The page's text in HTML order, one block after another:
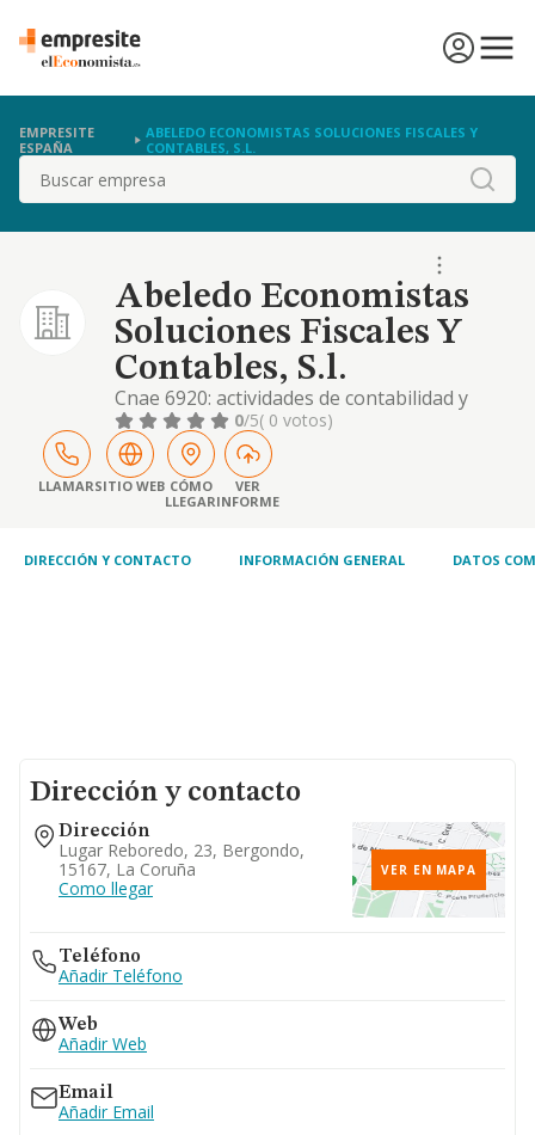
EMPRESITE
ESPAÑA
ABELEDO ECONOMISTAS SOLUCIONES FISCALES Y
CONTABLES, S.L.
Buscar
Abeledo Economistas
Soluciones Fiscales Y
Contables, S.l.
Cnae 6920: actividades de contabilidad y
teneduría de libros (principal) - cnae 7022:
otros servicios de consultoría de gestión
empresarial - cnae 8559: otros servicios de
educación/formación n.c.o.p - cnae 4613 :
intermediarios de comercio de madera - cnae
0/5( 0 votos)
LLAMARSITIO WEB CÓMO
LLEGAR
VER
INFORME
DIRECCIÓN Y CONTACTO INFORMACIÓN GENERAL DATOS
Dirección y contacto
Dirección
Lugar Reboredo, 23, Bergondo,
15167, La Coruña
Como llegar
VER EN MAPA
Teléfono
Añadir Teléfono
Web
Añadir Web
Email
Añadir Email